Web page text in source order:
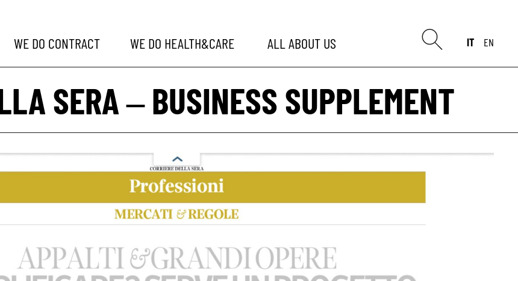
WE DO CONTRACT WE DO HEALTH&CARE ALLABOUT US IT EN
SERA – BUSINESS SUPPLEMENT